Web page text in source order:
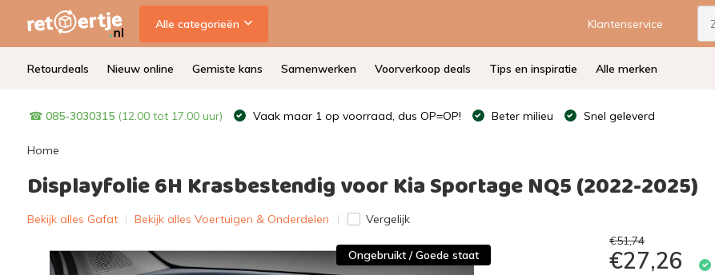
Alle categorieën Klantenservice
Retourdeals Nieuw online Gemiste kans Samenwerken Voorverkoop deals Tips en inspiratie Alle merken
☎ 085-3030315 (12.00 tot 17.00 uur) Vaak maar 1 op voorraad, dus OP=OP! Beter milieu Snel geleverd
Home
Displayfolie 6H Krasbestendig voor Kia Sportage NQ5 (2022-2025)
Bekijk alles Gafat | Bekijk alles Voertuigen & Onderdelen Vergelijk
Ongebruikt / Goede staat
€51,74
€27,26